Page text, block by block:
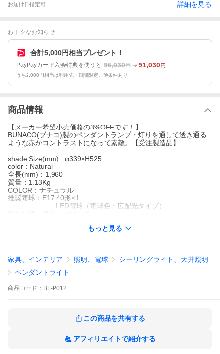
お届け日指定可 詳細を見る
おトクなお知らせ
合計5,000円相当プレゼント！
PayPayカード入会特典を使うと 96,030円 91,030円
うち2,000円相当は利用先・期間限定。他条件あり
商品情報
【メーカー希望小売価格の3%OFFです！】
BUNACO(ブナコ)製のペンダントランプ・灯りを通して透き通る
ような赤がコントラストになって素敵。【受注製造品】
shade Size(mm) : φ339×H525
color：Natural
全長(mm)：1,960
質量：1.13Kg
COLOR：ナチュラル
推奨電球：E17 40形×1
LED電球（電球色・広配光タイプ）
壁のスイッチがない場合ON/OFF操作はでき
ませんのでご注意ください。
コード、フランジカップの色変更・加工
（標準）から黒色に変更できます。
加工も承ります。（無料）
例）天井からランプシェード下部まで
もっと見る
家具、インテリア 照明、電球
シーリングライト、天井照明
ペンダントライト
商品 コード： BL-P012
この商品を共有する
アフィリエイトで紹介する